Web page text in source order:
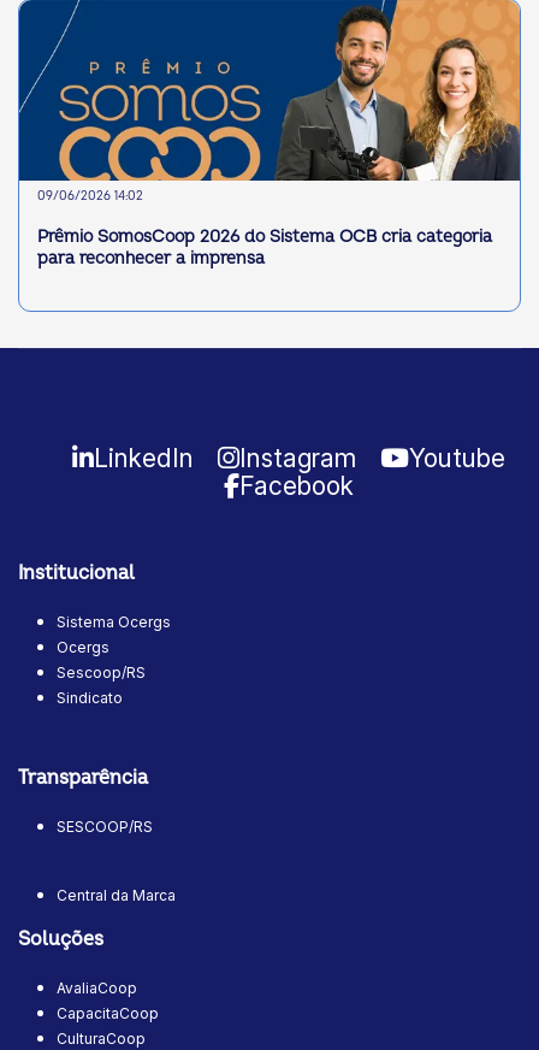
09/06/2026 14:02
Prêmio SomosCoop 2026 do Sistema OCB cria categoria
para reconhecer a imprensa
LinkedIn Instagram
Youtube
Facebook
Institucional
Sistema Ocergs
Ocergs
Sescoop/RS
Sindicato
Transparência
SESCOOP/RS
Central da Marca
Soluções
AvaliaCoop
CapacitaCoop
CulturaCoop